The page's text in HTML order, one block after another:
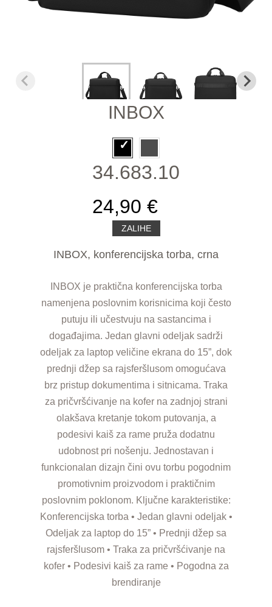
INBOX
34.683.10
24,90 €
ZALIHE
INBOX, konferencijska torba, crna
INBOX je praktična konferencijska torba
namenjena poslovnim korisnicima koji često
putuju ili učestvuju na sastancima i
događajima. Jedan glavni odeljak sadrži
odeljak za laptop veličine ekrana do 15”, dok
prednji džep sa rajsferšlusom omogućava
brz pristup dokumentima i sitnicama. Traka
za pričvršćivanje na kofer na zadnjoj strani
olakšava kretanje tokom putovanja, a
podesivi kaiš za rame pruža dodatnu
udobnost pri nošenju. Jednostavan i
funkcionalan dizajn čini ovu torbu pogodnim
promotivnim proizvodom i praktičnim
poslovnim poklonom. Ključne karakteristike:
Konferencijska torba • Jedan glavni odeljak •
Odeljak za laptop do 15” • Prednji džep sa
rajsferšlusom • Traka za pričvršćivanje na
kofer • Podesivi kaiš za rame • Pogodna za
brendiranje